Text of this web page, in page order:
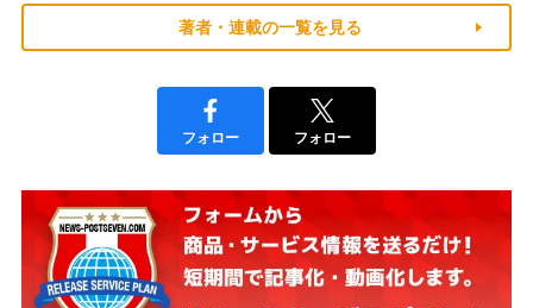
著者・連載の一覧を見る
フォロー フォロー